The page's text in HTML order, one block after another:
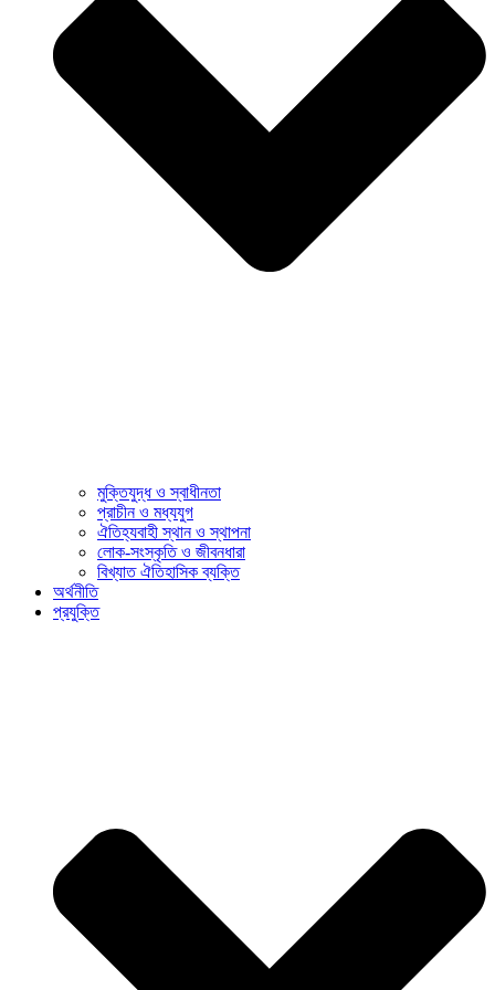
মুক্তিযুদ্ধ ও স্বাধীনতা
প্রাচীন ও মধ্যযুগ
ঐতিহ্যবাহী স্থান ও স্থাপনা
লোক-সংস্কৃতি ও জীবনধারা
বিখ্যাত ঐতিহাসিক ব্যক্তি
অর্থনীতি
প্রযুক্তি